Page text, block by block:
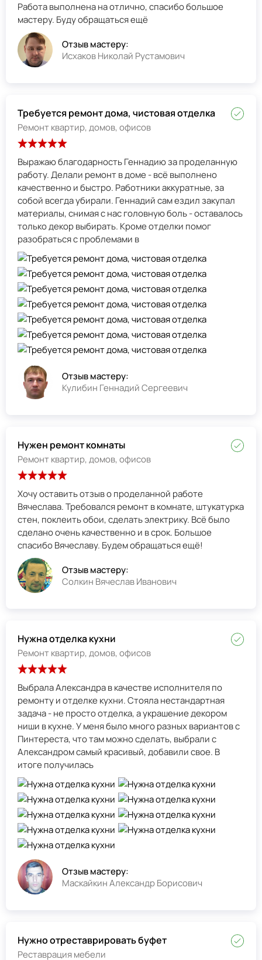
Работа выполнена на отлично, спасибо большое
мастеру. Буду обращаться ещё
Отзыв мастеру:
Исхаков Николай Рустамович
Требуется ремонт дома, чистовая отделка
Ремонт квартир, домов, офисов
Выражаю благодарность Геннадию за проделанную
работу. Делали ремонт в доме - всё выполнено
качественно и быстро. Работники аккуратные, за
собой всегда убирали. Геннадий сам ездил закупал
материалы, снимая с нас головную боль - оставалось
только декор выбирать. Кроме отделки помог
разобраться с проблемами в
Отзыв мастеру:
Кулибин Геннадий Сергеевич
Нужен ремонт комнаты
Ремонт квартир, домов, офисов
Хочу оставить отзыв о проделанной работе
Вячеслава. Требовался ремонт в комнате, штукатурка
стен, поклеить обои, сделать электрику. Всё было
сделано очень качественно и в срок. Большое
спасибо Вячеславу. Будем обращаться ещё!
Отзыв мастеру:
Солкин Вячеслав Иванович
Нужна отделка кухни
Ремонт квартир, домов, офисов
Выбрала Александра в качестве исполнителя по
ремонту и отделке кухни. Стояла нестандартная
задача - не просто отделка, а украшение декором
ниши в кухне. У меня было много разных вариантов с
Пинтереста, что там можно сделать, выбрали с
Александром самый красивый, добавили свое. В
итоге получилась
Отзыв мастеру:
Маскайкин Александр Борисович
Нужно отреставрировать буфет
Реставрация мебели